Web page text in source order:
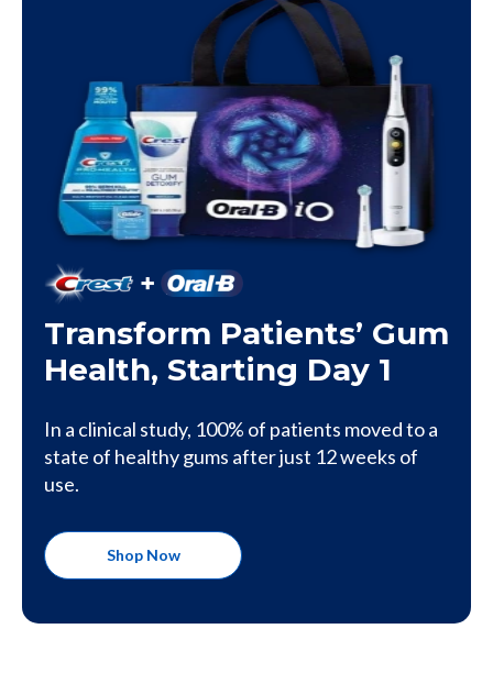
Transform Patients’ Gum
Health, Starting Day 1
In a clinical study, 100% of patients moved to a
state of healthy gums after just 12 weeks of
use.
Shop Now